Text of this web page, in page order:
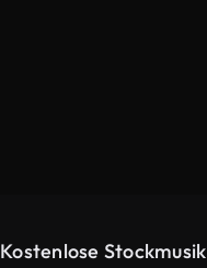
Kostenlose Stockmusik